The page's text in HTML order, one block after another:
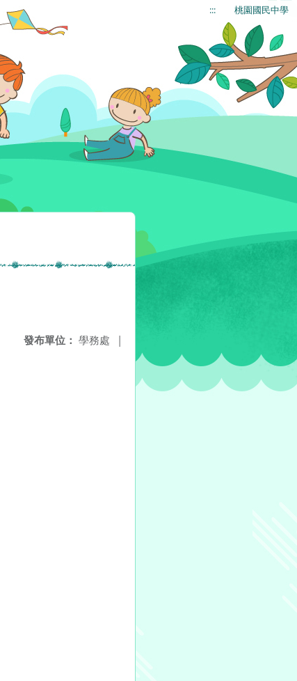
::: 桃園國民中學
發布單位： 學務處 |